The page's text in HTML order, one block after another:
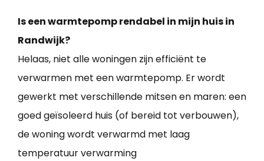
Is een warmtepomp rendabel in mijn huis in
Randwijk?
Helaas, niet alle woningen zijn efficiënt te
verwarmen met een warmtepomp. Er wordt
gewerkt met verschillende mitsen en maren: een
goed geïsoleerd huis (of bereid tot verbouwen),
de woning wordt verwarmd met laag
temperatuur verwarming